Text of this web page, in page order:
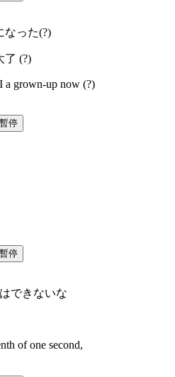
なった(?)
了 (?)
a grown-up now (?)
暫停
暫停
できないな
of one second,